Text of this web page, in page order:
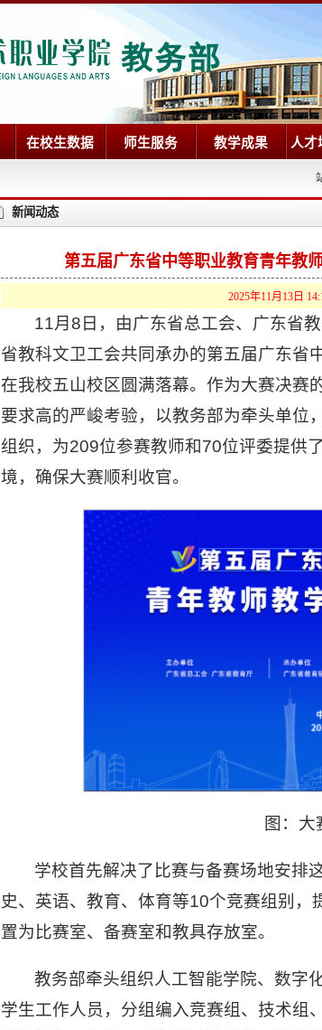
在校生数据 师生服务 教学成果 人才
新闻动态
第五届广东省中等职业教育青年教
2025年11月13日
11月8日，由广东省总工会、广东省
省教科文卫工会共同承办的第五届广东省
在我校五山校区圆满落幕。作为大赛决赛
要求高的严峻考验，以教务部为牵头单位
组织，为209位参赛教师和70位评委提供
境，确保大赛顺利收官。
图：大
学校首先解决了比赛与备赛场地安排
史、英语、教育、体育等10个竞赛组别
置为比赛室、备赛室和教具存放室。
教务部牵头组织人工智能学院、数字
学生工作人员，分组编入竞赛组、技术组